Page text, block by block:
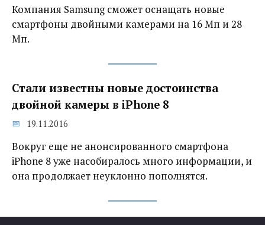
Компания Samsung сможет оснащать новые
смартфоны двойными камерами на 16 Мп и 28
Мп.
Стали известны новые достоинства
двойной камеры в iPhone 8
19.11.2016
Вокруг еще не анонсированного смартфона
iPhone 8 уже насобиралось много информации, и
она продолжает неуклонно пополнятся.